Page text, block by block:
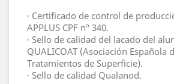
· Certificado de control de
APPLUS CPF nº 340.
· Sello de calidad del lacado del
QUALICOAT (Asociación Española
Tratamientos de Superficie).
· Sello de calidad Qualanod.